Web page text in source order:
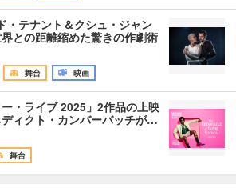
・テナント＆クシュ・ジャン
との距離縮めた驚きの作劇術
舞台 映画
ー・ライブ 2025」2作品の上映
ィクト・カンバーバッチが…
舞台